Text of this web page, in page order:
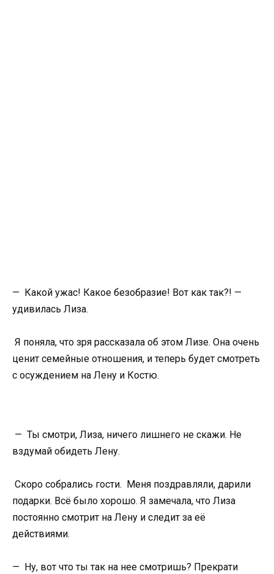
— Какой ужас! Какое безобразие! Вот как так?! —
удивилась Лиза.
Я поняла, что зря рассказала об этом Лизе. Она очень
ценит семейные отношения, и теперь будет смотреть
с осуждением на Лену и Костю.
— Ты смотри, Лиза, ничего лишнего не скажи. Не
вздумай обидеть Лену.
Скоро собрались гости. Меня поздравляли, дарили
подарки. Всё было хорошо. Я замечала, что Лиза
постоянно смотрит на Лену и следит за её
действиями.
— Ну, вот что ты так на нее смотришь? Прекрати